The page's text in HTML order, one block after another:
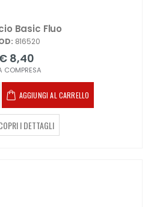
Basic Fluo
816520
8,40
COMPRESA
AGGIUNGI AL CARRELLO
I DETTAGLI